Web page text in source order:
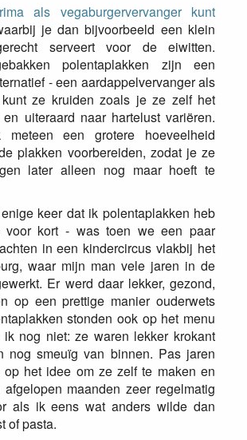
als vegaburgervervanger kunt
je dan bijvoorbeeld een klein
serveert voor de eiwitten.
polentaplakken zijn een
- een aardappelvervanger als
ze kruiden zoals je ze zelf het
uiteraard naar hartelust variëren.
een grotere hoeveelheid
plakken voorbereiden, zodat je ze
later alleen nog maar hoeft te
keer dat ik polentaplakken heb
voor kort - was toen we een paar
in een kindercircus vlakbij het
waar mijn man vele jaren in de
Er werd daar lekker, gezond,
op een prettige manier ouderwets
stonden ook op het menu
nog niet: ze waren lekker krokant
nog smeuïg van binnen. Pas jaren
op het idee om ze zelf te maken en
maanden zeer regelmatig
als ik eens wat anders wilde dan
of pasta.